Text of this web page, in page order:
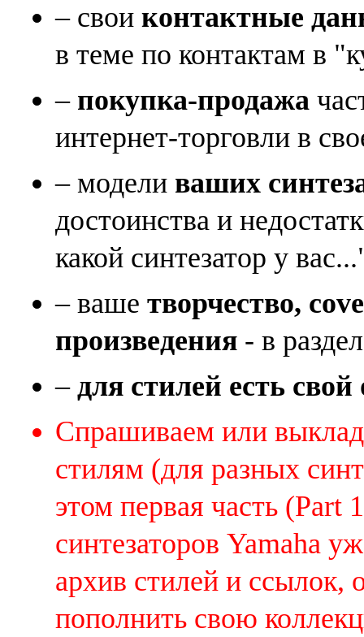
– свои контактные
в теме по контактам в
– покупка-продажа
интернет-торговли в
– модели ваших
достоинства и
какой синтезатор у
– ваше творчество,
произведения - в
–для стилей есть
Спрашиваем или
стилям (для разных
этом первая часть
синтезаторов Yamaha
архив стилей и ссылок,
пополнить свою